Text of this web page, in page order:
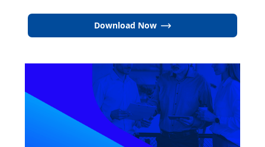
Download Now